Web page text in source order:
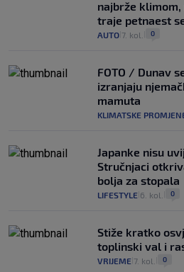
najbrže
traje petnaest
AUTO 7. kol. 0
FOTO / Dunav
izranjaju
mamuta
KLIMATSKE
Japanke nisu
Stručnjaci
bolja za stopala
LIFESTYLE 6. kol. 0
Stiže kratko
toplinski val i
VRIJEME 7. kol. 0